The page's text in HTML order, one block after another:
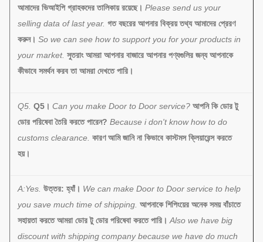
আমাদের ভিআইপি গ্রাহকদের তালিকায় রয়েছে। Please send us your
selling data of last year. গত বছরের আপনার বিক্রয় তথ্য আমাদের প্রেরণ
করুন। So we can see how to support you for your products in
your market. সুতরাং আমরা আপনার বাজারে আপনার পণ্যগুলির জন্য আপনাকে
কীভাবে সমর্থন করব তা আমরা দেখতে পারি।
Q5. Q5। Can you make Door to Door service? আপনি কি ডোর টু
ডোর পরিষেবা তৈরি করতে পারেন? Because i don't know how to do
customs clearance. কারণ আমি জানি না কিভাবে কাস্টমস ক্লিয়ারেন্স করতে
হয়।
A:Yes. উত্তর: হ্যাঁ। We can make Door to Door service to help
you save much time of shipping. আপনাকে শিপিংয়ের অনেক সময় বাঁচাতে
সহায়তা করতে আমরা ডোর টু ডোর পরিষেবা করতে পারি। Also we have big
discount with shipping company because we have do much